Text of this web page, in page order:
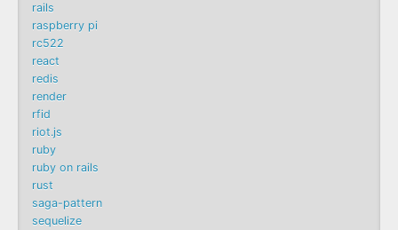
rails
raspberry pi
rc522
react
redis
render
rfid
riot.js
ruby
ruby on rails
rust
saga-pattern
sequelize